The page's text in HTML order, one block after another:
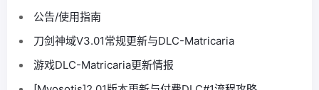
公告/使用指南
刀剑神域V3.01常规更新与DLC-Matricaria
游戏DLC-Matricaria更新情报